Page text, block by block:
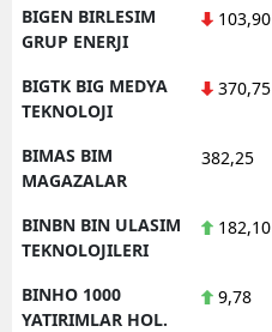
BIGEN BIRLESIM
GRUP ENERJI
103,90
BIGTK BIG MEDYA
TEKNOLOJI
370,75
BIMAS BIM
MAGAZALAR
382,25
BINBN BIN ULASIM
TEKNOLOJILERI
182,10
BINHO 1000
YATIRIMLAR HOL.
9,78